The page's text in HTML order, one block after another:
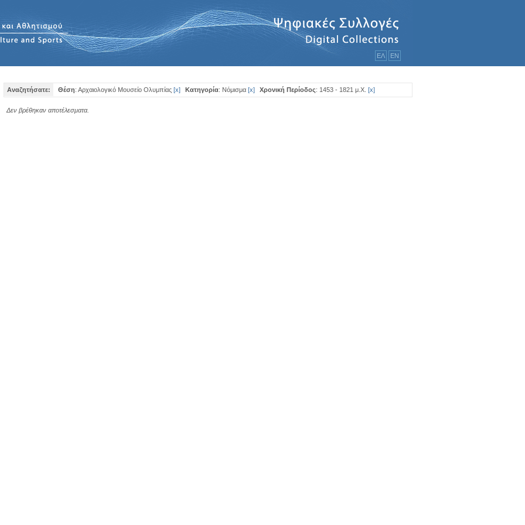
ΕΛ ΕΝ
Αναζητήσατε: Θέση: Αρχαιολογικό Μουσείο Ολυμπίας [x] Κατηγορία: Νόμισμα [x] Χρονική Περίοδος: 1453 - 1821 μ.Χ. [x]
Δεν βρέθηκαν αποτέλεσματα.